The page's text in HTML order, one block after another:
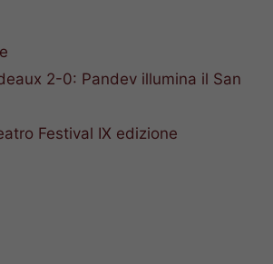
2-0: Pandev illumina il San
Festival IX edizione